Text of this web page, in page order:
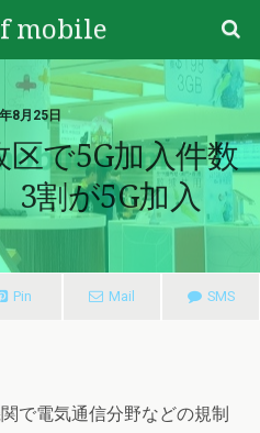
mobile
8月25日
で5G加入件数
3割が5G加入
Pin Mail SMS
で電気通信分野などの規制